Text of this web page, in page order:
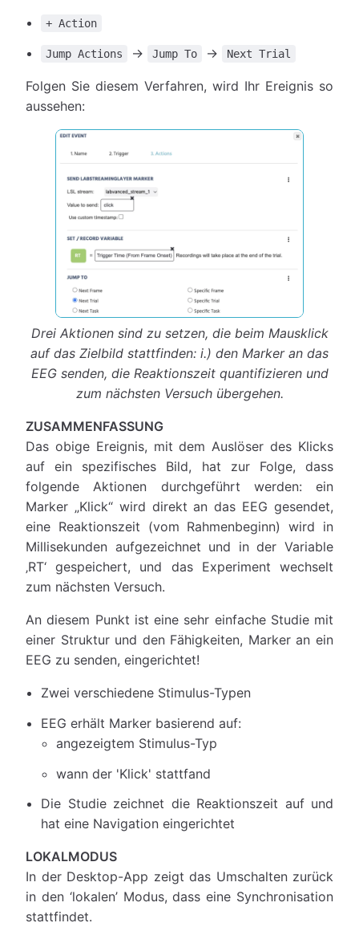
+ Action
Jump Actions → Jump To → Next Trial
Folgen Sie diesem Verfahren, wird Ihr Ereignis so
aussehen:
Drei Aktionen sind zu setzen, die beim Mausklick
auf das Zielbild stattfinden: i.) den Marker an das
EEG senden, die Reaktionszeit quantifizieren und
zum nächsten Versuch übergehen.
ZUSAMMENFASSUNG
Das obige Ereignis, mit dem Auslöser des Klicks
auf ein spezifisches Bild, hat zur Folge, dass
folgende Aktionen durchgeführt werden: ein
Marker „Klick“ wird direkt an das EEG gesendet,
eine Reaktionszeit (vom Rahmenbeginn) wird in
Millisekunden aufgezeichnet und in der Variable
‚RT‘ gespeichert, und das Experiment wechselt
zum nächsten Versuch.
An diesem Punkt ist eine sehr einfache Studie mit
einer Struktur und den Fähigkeiten, Marker an ein
EEG zu senden, eingerichtet!
Zwei verschiedene Stimulus-Typen
EEG erhält Marker basierend auf:
angezeigtem Stimulus-Typ
wann der 'Klick' stattfand
Die Studie zeichnet die Reaktionszeit auf und
hat eine Navigation eingerichtet
LOKALMODUS
In der Desktop-App zeigt das Umschalten zurück
in den ‘lokalen’ Modus, dass eine Synchronisation
stattfindet.